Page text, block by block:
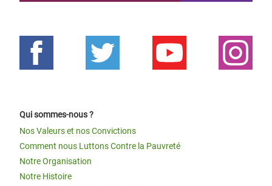
Qui sommes-nous ?
Nos Valeurs et nos Convictions
Comment nous Luttons Contre la Pauvreté
Notre Organisation
Notre Histoire